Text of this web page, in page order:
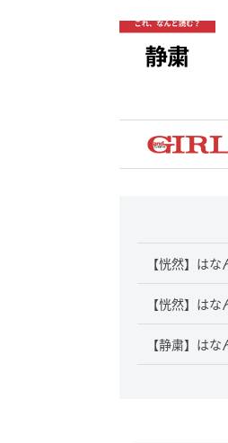
【恍然】は
【恍然】は
【静粛】は